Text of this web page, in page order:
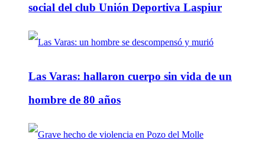
social del club Unión Deportiva Laspiur
Las Varas: hallaron cuerpo sin vida de un
hombre de 80 años